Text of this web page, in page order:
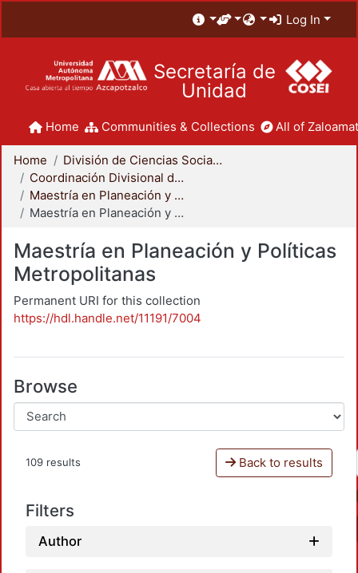
Log In
Secretaría de
Unidad
Home Communities & Collections All of
Home
División de Ciencias Sociales y Humanidades
Coordinación Divisional de Posgrado
Maestría en Planeación y Políticas Metropolitanas
Maestría en Planeación y Políticas Metropolitanas
Maestría en Planeación y Políticas
Metropolitanas
Permanent URI for this collection
https://hdl.handle.net/11191/7004
Browse
109 results Back to results
Filters
Author